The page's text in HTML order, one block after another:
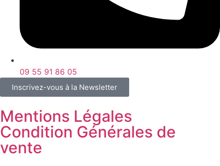
09 55 91 86 05
Inscrivez-vous à la Newsletter
Mentions Légales
Condition Générales de
vente